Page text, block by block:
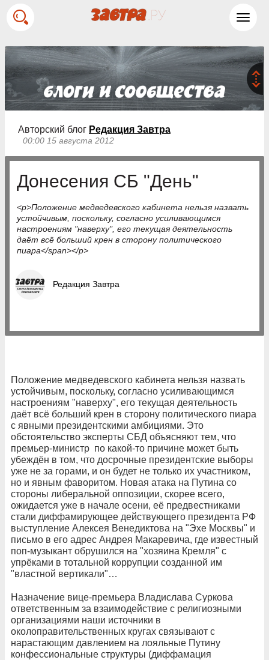
Авторский блог Редакция Завтра
00:00 15 августа 2012
Донесения СБ "День"
<p>Положение медведевского кабинета нельзя назвать
устойчивым, поскольку, согласно усиливающимся
настроениям "наверху", его текущая деятельность
даёт всё больший крен в сторону политического
пиара</span></p>
Редакция Завтра
Положение медведевского кабинета нельзя назвать
устойчивым, поскольку, согласно усиливающимся
настроениям "наверху", его текущая деятельность
даёт всё больший крен в сторону политического пиара
с явными президентскими амбициями. Это
обстоятельство эксперты СБД объясняют тем, что
премьер-министр по какой-то причине может быть
убеждён в том, что досрочные президентские выборы
уже не за горами, и он будет не только их участником,
но и явным фаворитом. Новая атака на Путина со
стороны либеральной оппозиции, скорее всего,
ожидается уже в начале осени, её предвестниками
стали диффамирующее действующего президента РФ
выступление Алексея Венедиктова на "Эхе Москвы" и
письмо в его адрес Андрея Макаревича, где известный
поп-музыкант обрушился на "хозяина Кремля" с
упрёками в тотальной коррупции созданной им
"властной вертикали"…
Назначение вице-премьера Владислава Суркова
ответственным за взаимодействие с религиозными
организациями наши источники в
околоправительственных кругах связывают с
нарастающим давлением на лояльные Путину
конфессиональные структуры (диффамация